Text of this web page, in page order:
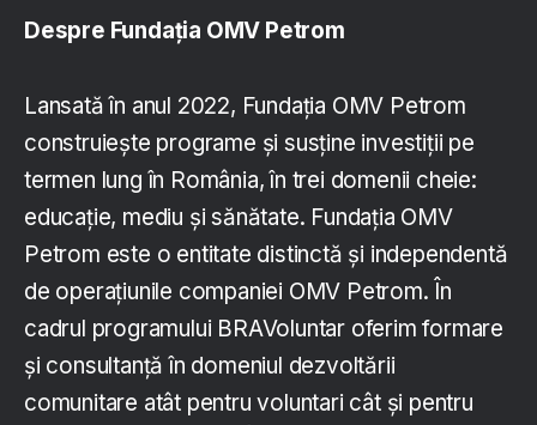
Despre Fundația OMV Petrom
Lansată în anul 2022, Fundația OMV Petrom
construiește programe și susține investiții pe
termen lung în România, în trei domenii cheie:
educație, mediu și sănătate. Fundația OMV
Petrom este o entitate distinctă și independentă
de operațiunile companiei OMV Petrom. În
cadrul programului BRAVoluntar oferim formare
și consultanță în domeniul dezvoltării
comunitare atât pentru voluntari cât și pentru